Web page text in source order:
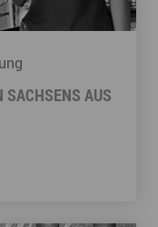
SACHSENS AUS